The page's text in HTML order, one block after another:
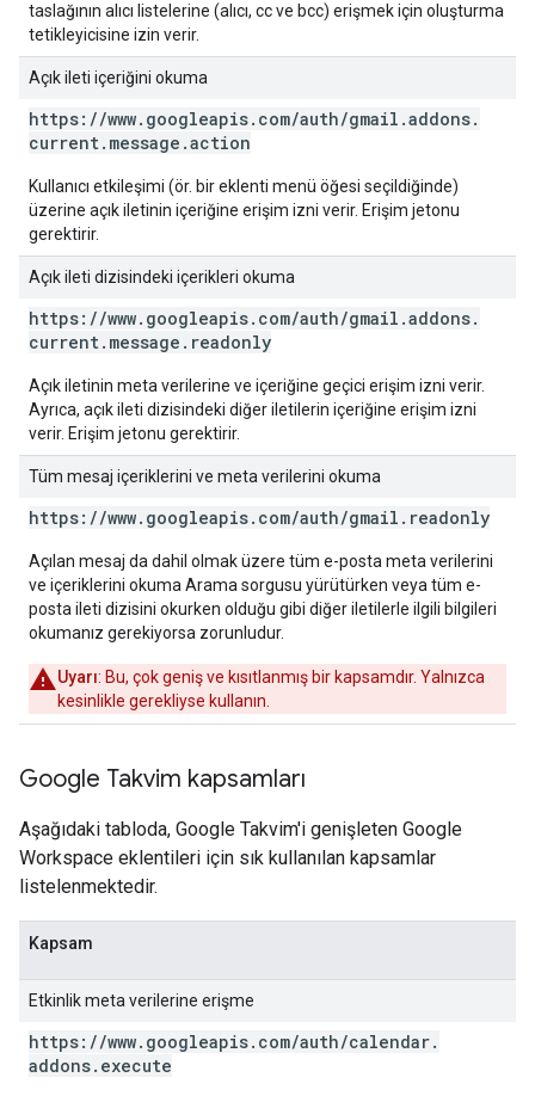
taslağının alıcı listelerine (alıcı, cc ve bcc) erişmek için oluşturma
tetikleyicisine izin verir.
Açık ileti içeriğini okuma
https: //www. googleapis. com/auth/gmail .addons.
current. message .action
Kullanıcı etkileşimi (ör. bir eklenti menü öğesi seçildiğinde)
üzerine açık iletinin içeriğine erişim izni verir. Erişim jetonu
gerektirir.
Açık ileti dizisindeki içerikleri okuma
https: //www. googleapis. com/auth/gmail .addons.
current. message . readonly
Açık iletinin meta verilerine ve içeriğine geçici erişim izni verir.
Ayrıca, açık ileti dizisindeki diğer iletilerin içeriğine erişim izni
verir. Erişim jetonu gerektirir.
Tüm mesaj içeriklerini ve meta verilerini okuma
https: //www. googleapis. com/auth/gmail . readonly
Açılan mesaj da dahil olmak üzere tüm e-posta meta verilerini
ve içeriklerini okuma Arama sorgusu yürütürken veya tüm e-
posta ileti dizisini okurken olduğu gibi diğer iletilerle ilgili bilgileri
okumanız gerekiyorsa zorunludur.
Uyarı: Bu, çok geniş ve kısıtlanmış bir kapsamdır. Yalnızca
kesinlikle gerekliyse kullanın.
Google Takvim kapsamları
Aşağıdaki tabloda, Google Takvim'i genişleten Google
Workspace eklentileri için sık kullanılan kapsamlar
listelenmektedir.
Kapsam
Etkinlik meta verilerine erişme
https: //www. googleapis. com/auth/calendar.
addons. execute